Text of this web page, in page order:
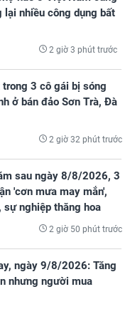
lại nhiều công dụng bất
2 giờ 3 phút trước
3 cô gái bị sóng
ở bán đảo Sơn Trà, Đà
2 giờ 32 phút trước
sau ngày 8/8/2026, 3
'cơn mưa may mắn',
sự nghiệp thăng hoa
2 giờ 50 phút trước
ngày 9/8/2026: Tăng
nhưng người mua